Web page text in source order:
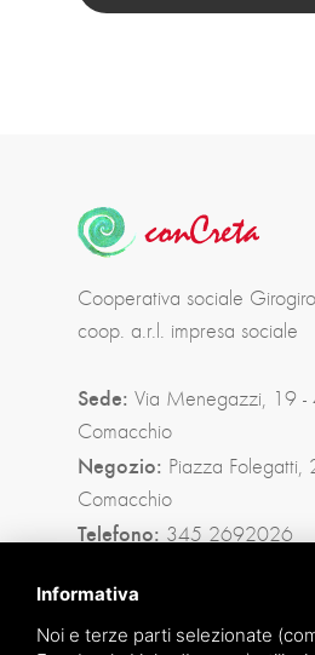
Cooperativa sociale
coop. a.r.l. impresa sociale
Sede: Via Menegazzi, 19
Comacchio
Negozio: Piazza
Comacchio
Telefono: 345 2692026
Privacy policy
Informativa
Noi e terze parti selezionate